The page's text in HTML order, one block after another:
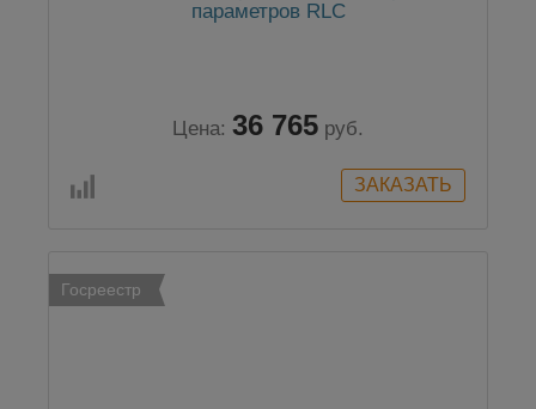
параметров RLC
Цена: 36 765 руб.
Госреестр